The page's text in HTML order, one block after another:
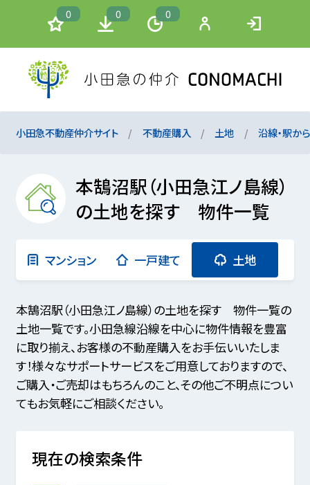
0 0 0
小田急不動産仲介サイト 不動産購入 土地 沿線・駅か
本鵠沼駅（小田急江ノ島線）
の土地を探す 物件一覧
マンション 一戸建て 土地
本鵠沼駅（小田急江ノ島線）の土地を探す 物件一覧の
土地一覧です。小田急線沿線を中心に物件情報を豊富
に取り揃え、お客様の不動産購入をお手伝いいたしま
す！様々なサポートサービスをご用意しておりますので、
ご購入・ご売却はもちろんのこと、その他ご不明点につい
てもお気軽にご相談ください。
現在の検索条件